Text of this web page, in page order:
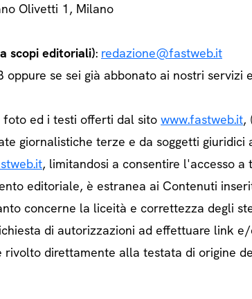
Olivetti 1, Milano
scopi editoriali): redazione@fastweb.it
oppure se sei già abbonato ai nostri servizi
ed i testi offerti dal sito www.fastweb.it,
giornalistiche terze e da soggetti giuridici
, limitandosi a consentire l'accesso
editoriale, è estranea ai Contenuti
concerne la liceità e correttezza degli
di autorizzazioni ad effettuare link
direttamente alla testata di origine